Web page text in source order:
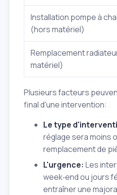
Installation pompe à
(hors matériel)
Remplacement
matériel)
Plusieurs facteurs
final d'une intervention:
Le type
réglage sera moins
remplacement de
L'urgence: Les
week‑end ou jours
entraîner une